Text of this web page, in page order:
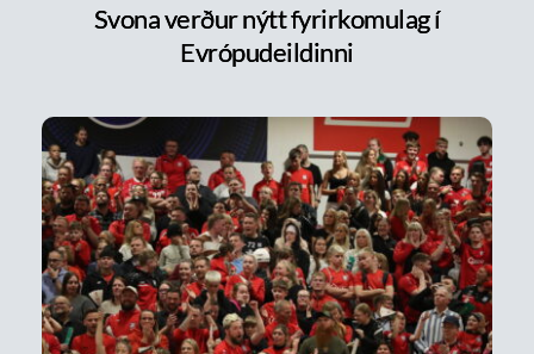
Svona verður nýtt fyrirkomulag í
Evrópudeildinni